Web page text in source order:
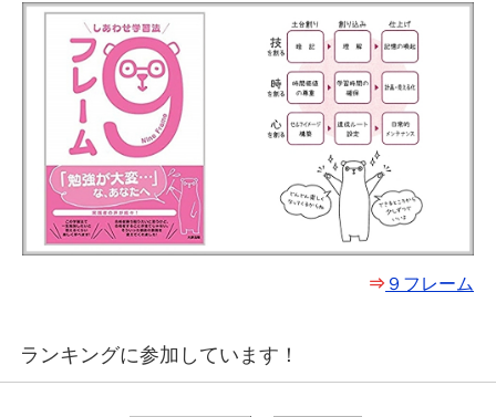
⇒ ９フレーム
ランキングに参加しています！